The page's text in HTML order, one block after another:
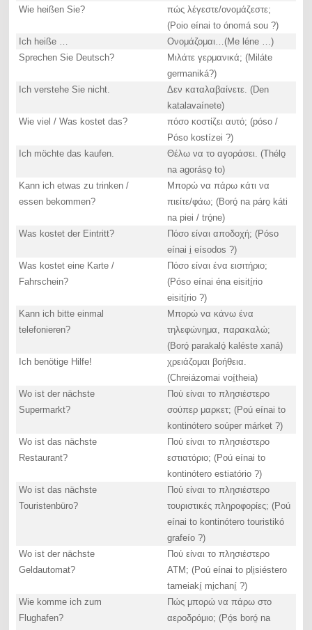
Wie heißen Sie?
πώς λέγεστε/ονομάζεστε;
(Poio eínai to ónomá sou ?)
Ich heiße …
Ονομάζομαι…(Me léne …)
Sprechen Sie Deutsch?
Μιλάτε γερμανικά; (Miláte
germaniká?)
Ich verstehe Sie nicht.
Δεν καταλαβαίνετε. (Den
katalavaínete)
Wie viel / Was kostet das?
πόσο κοστίζει αυτό; (póso /
Póso kostízei ?)
Ich möchte das kaufen.
Θέλω να το αγοράσει. (Thélo̱
na agoráso̱ to)
Kann ich etwas zu trinken /
essen bekommen?
Μπορώ να πάρω κάτι να
πιείτε/φάω; (Boró̱ na páro̱ káti
na piei / tró̱ne)
Was kostet der Eintritt?
Πόσο είναι αποδοχή; (Póso
eínai i̱ eísodos ?)
Was kostet eine Karte /
Fahrschein?
Πόσο είναι ένα εισιτήριο;
(Póso eínai éna eisití̱rio
eisití̱rio ?)
Kann ich bitte einmal
telefonieren?
Μπορώ να κάνω ένα
τηλεφώνημα, παρακαλώ;
(Boró̱ parakaló̱ kaléste xaná)
Ich benötige Hilfe!
χρειάζομαι βοήθεια.
(Chreiázomai voí̱theia)
Wo ist der nächste
Supermarkt?
Πού είναι το πλησιέστερο
σούπερ μαρκετ; (Poú eínai to
kontinótero soúper márket ?)
Wo ist das nächste
Restaurant?
Πού είναι το πλησιέστερο
εστιατόριο; (Poú eínai to
kontinótero estiatório ?)
Wo ist das nächste
Touristenbüro?
Πού είναι το πλησιέστερο
τουριστικές πληροφορίες; (Poú
eínai to kontinótero touristikó
grafeío ?)
Wo ist der nächste
Geldautomat?
Πού είναι το πλησιέστερο
ATM; (Poú eínai to pli̱siéstero
tameiakí̱ mi̱chaní̱ ?)
Wie komme ich zum
Flughafen?
Πώς μπορώ να πάρω στο
αεροδρόμιο; (Pó̱s boró̱ na